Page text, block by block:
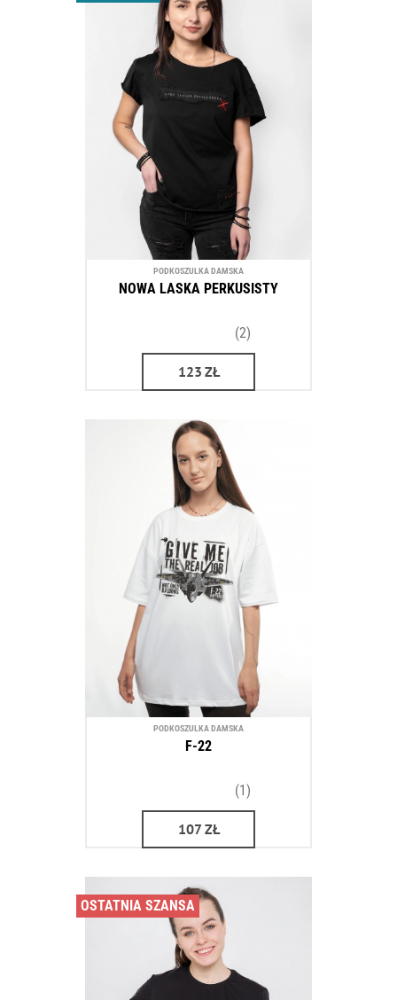
PODKOSZULKA DAMSKA
NOWA LASKA PERKUSISTY
(2)
123 ZŁ
PODKOSZULKA DAMSKA
F-22
(1)
107ZŁ
OSTATNIA SZANSA